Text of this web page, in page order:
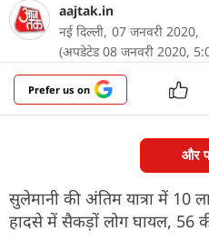
aajtak.in
नई दिल्ली, 07 जनवरी 2020,
(अपडेटेड 08 जनवरी 2020,
Prefer us on
और
सुलेमानी की अंतिम यात्रा में 10
हादसे में सैकड़ों लोग घायल, 56